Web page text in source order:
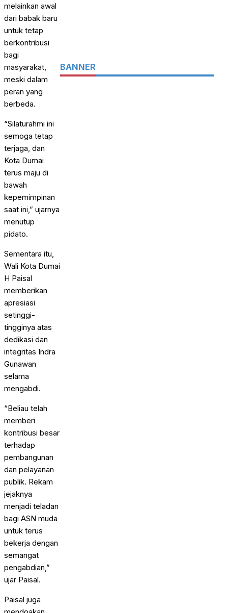
melainkan awal
dari babak baru
untuk tetap
berkontribusi
bagi
masyarakat,
meski dalam
peran yang
berbeda.
“Silaturahmi ini
semoga tetap
terjaga, dan
Kota Dumai
terus maju di
bawah
kepemimpinan
saat ini,” ujarnya
menutup
pidato.
Sementara itu,
Wali Kota Dumai
H Paisal
memberikan
apresiasi
setinggi-
tingginya atas
dedikasi dan
integritas Indra
Gunawan
selama
mengabdi.
“Beliau telah
memberi
kontribusi besar
terhadap
pembangunan
dan pelayanan
publik. Rekam
jejaknya
menjadi teladan
bagi ASN muda
untuk terus
bekerja dengan
semangat
pengabdian,”
ujar Paisal.
Paisal juga
BANNER